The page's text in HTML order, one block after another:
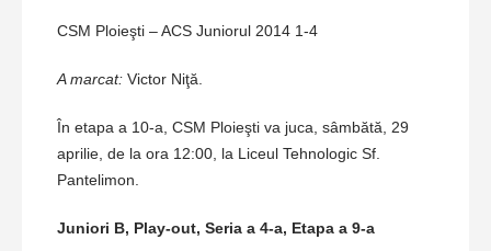
CSM Ploieşti – ACS Juniorul 2014 1-4
A marcat: Victor Niţă.
În etapa a 10-a, CSM Ploieşti va juca, sâmbătă, 29
aprilie, de la ora 12:00, la Liceul Tehnologic Sf.
Pantelimon.
Juniori B, Play-out, Seria a 4-a, Etapa a 9-a